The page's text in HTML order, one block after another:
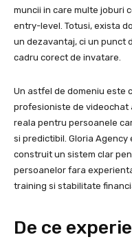
muncii in care multe joburi
entry-level. Totusi, exista
un dezavantaj, ci un punct
cadru corect de invatare.
Un astfel de domeniu este
profesioniste de videochat
reala pentru persoanele
si predictibil. Gloria
construit un sistem clar
persoanelor fara
training si stabilitate
De ce